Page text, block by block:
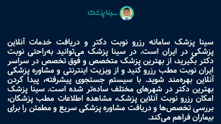
سینا پزشک سامانه رزرو نوبت دکتر و دریافت خدمات آنلاین
پزشکی در ایران است. در سینا پزشک می‌توانید به‌راحتی نوبت
دکتر بگیرید، از بهترین پزشک متخصص و فوق تخصص در سراسر
ایران نوبت مطب رزرو کنید و از ویزیت اینترنتی و مشاوره پزشکی
آنلاین بهره‌مند شوید. با سیستم جستجوی پیشرفته، پیدا کردن
بهترین دکتر در شهرهای مختلف ساده‌تر شده است. سینا پزشک
امکان رزرو نوبت آنلاین پزشک، مشاهده اطلاعات مطب پزشکان،
بررسی تخصص‌ها و دریافت مشاوره پزشکی سریع و مطمئن را برای
بیماران فراهم می‌کند.